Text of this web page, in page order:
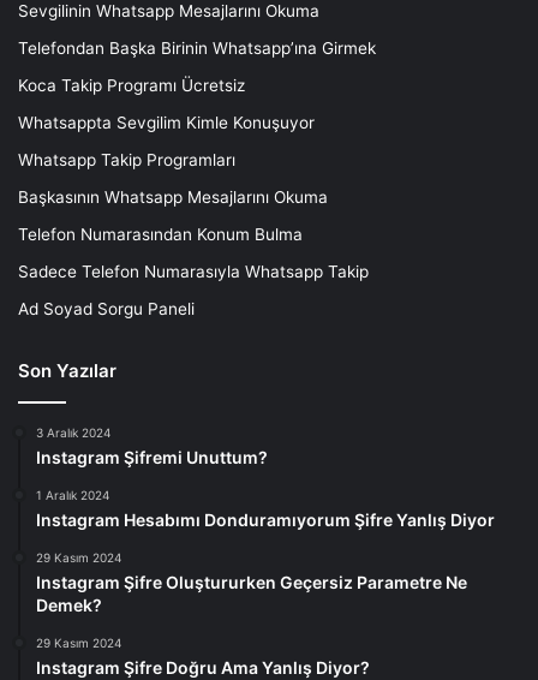
Sevgilinin Whatsapp Mesajlarını Okuma
Telefondan Başka Birinin Whatsapp’ına Girmek
Koca Takip Programı Ücretsiz
Whatsappta Sevgilim Kimle Konuşuyor
Whatsapp Takip Programları
Başkasının Whatsapp Mesajlarını Okuma
Telefon Numarasından Konum Bulma
Sadece Telefon Numarasıyla Whatsapp Takip
Ad Soyad Sorgu Paneli
Son Yazılar
3 Aralık 2024
Instagram Şifremi Unuttum?
1 Aralık 2024
Instagram Hesabımı Donduramıyorum Şifre Yanlış Diyor
29 Kasım 2024
Instagram Şifre Oluştururken Geçersiz Parametre Ne
Demek?
29 Kasım 2024
Instagram Şifre Doğru Ama Yanlış Diyor?